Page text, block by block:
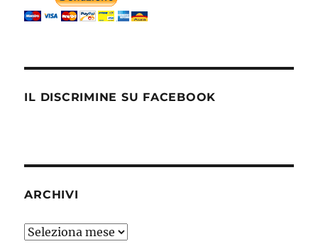
IL DISCRIMINE SU FACEBOOK
ARCHIVI
Archivi